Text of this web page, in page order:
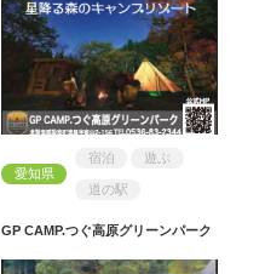
愛知県
宿泊 遊ぶ
道の駅
GP CAMP.つぐ高原グリーンパーク